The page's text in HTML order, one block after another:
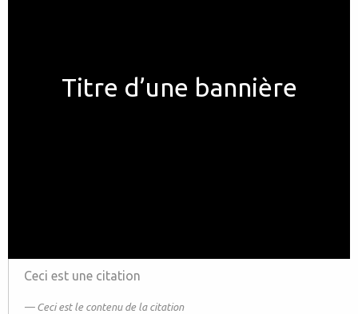
Titre d’une bannière
Ceci est une citation
Ceci est le contenu de la citation